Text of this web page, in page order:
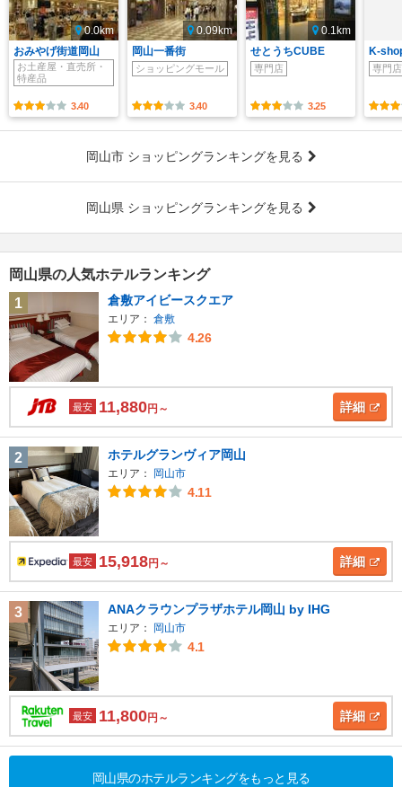
0.0km
おみやげ街道岡山
お土産屋・直売所・
特産品
3.40
0.09km
岡山一番街
ショッピングモール
3.40
0.1km
せとうちCUBE
専門店
3.25
K-
専門店
岡山市 ショッピングランキングを見る
岡山県 ショッピングランキングを見る
岡山県の人気ホテルランキング
1
倉敷アイビースクエア
エリア： 倉敷
4.26
最安 11,880円～ 詳細
2 ホテルグランヴィア岡山
エリア： 岡山市
4.11
最安 15,918円～ 詳細
3 ANAクラウンプラザホテル岡山 by IHG
エリア： 岡山市
4.1
最安 11,800円～ 詳細
岡山県のホテルランキングをもっと見る